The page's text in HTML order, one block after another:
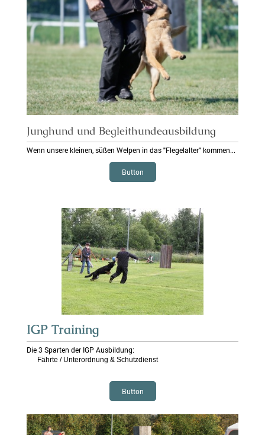
Junghund und Begleithundeausbildung
Wenn unsere kleinen, süßen Welpen in das "Flegelalter" kommen...
Button
IGP Training
Die 3 Sparten der IGP Ausbildung:
Fährte / Unterordnung & Schutzdienst
Button